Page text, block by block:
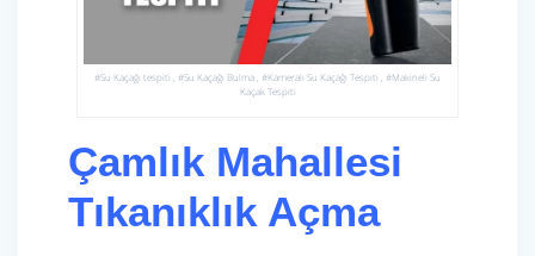
#Su Kaçağı tespiti , #Su Kaçağı Bulma , #Kameralı Su Kaçağı Tespiti , #Makineli Su
Kaçak Tespiti
Çamlık Mahallesi
Tıkanıklık Açma